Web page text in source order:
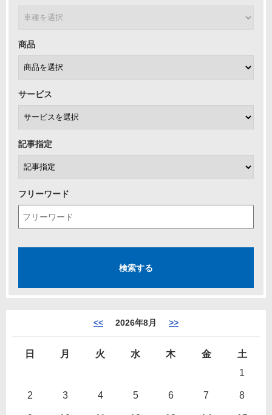
商品
サービス
記事指定
フリーワード
<< 2026年8月 >>
日 月 火 水 木 金
土
1
2 3 4 5 6 7 8